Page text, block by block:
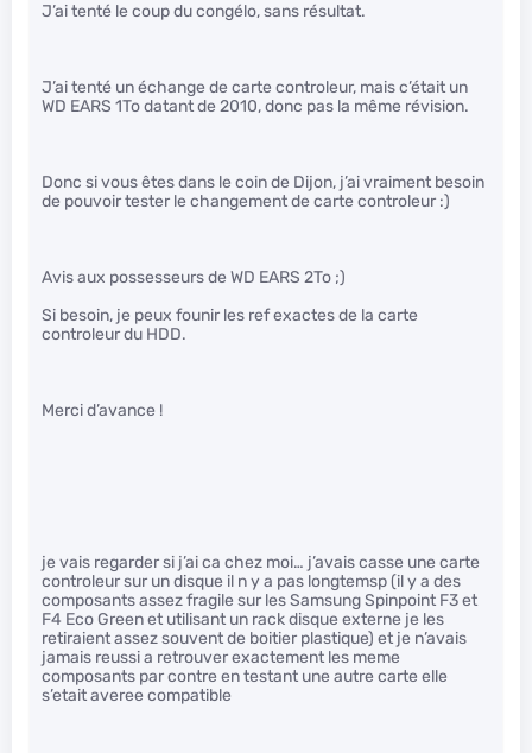
J’ai tenté le coup du congélo, sans résultat.
J’ai tenté un échange de carte controleur, mais c’était un
WD EARS 1To datant de 2010, donc pas la même révision.
Donc si vous êtes dans le coin de Dijon, j’ai vraiment besoin
de pouvoir tester le changement de carte controleur :)
Avis aux possesseurs de WD EARS 2To ;)
Si besoin, je peux founir les ref exactes de la carte
controleur du HDD.
Merci d’avance !
je vais regarder si j’ai ca chez moi… j’avais casse une carte
controleur sur un disque il n y a pas longtemsp (il y a des
composants assez fragile sur les Samsung Spinpoint F3 et
F4 Eco Green et utilisant un rack disque externe je les
retiraient assez souvent de boitier plastique) et je n’avais
jamais reussi a retrouver exactement les meme
composants par contre en testant une autre carte elle
s’etait averee compatible